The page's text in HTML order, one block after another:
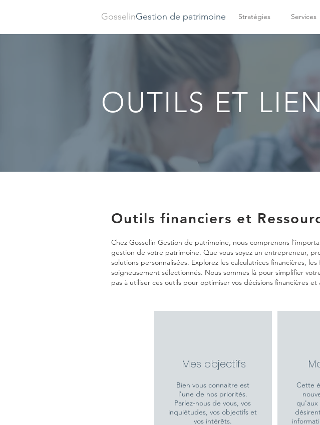
GosselinGestion de patrimoine Stratégies Services
OUTILS ET
Outils financiers et
Chez Gosselin Gestion de patrimoine, nous comprenons
gestion de votre patrimoine. Que vous soyez un entrepreneur,
solutions personnalisées. Explorez les calculatrices financières,
soigneusement sélectionnés. Nous sommes là pour simplifier
pas à utiliser ces outils pour optimiser vos décisions financières
Mes objectifs
Bien vous connaitre est
l'une de nos priorités.
Parlez-nous de vous, vos
inquiétudes, vos objectifs et
vos intérêts.
Cette
qu'aux